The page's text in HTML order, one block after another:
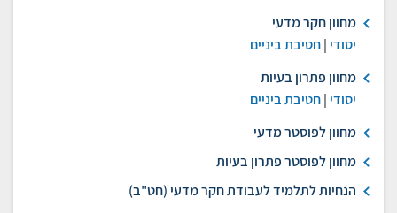
מחוון חקר מדעי
יסודי |חטיבת ביניים
מחוון פתרון בעיות
יסודי |חטיבת ביניים
מחוון לפוסטר מדעי
מחוון לפוסטר פתרון בעיות
הנחיות לתלמיד לעבודת חקר מדעי (חט"ב)